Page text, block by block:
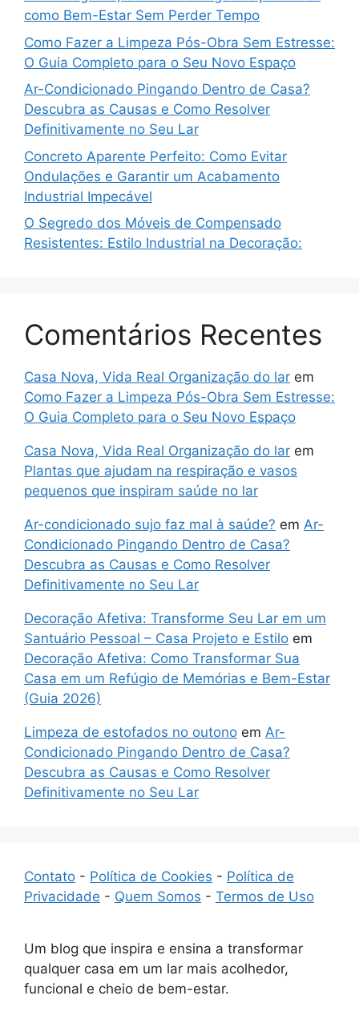
como Bem-Estar Sem Perder Tempo
Como Fazer a Limpeza Pós-Obra Sem Estresse:
O Guia Completo para o Seu Novo Espaço
Ar-Condicionado Pingando Dentro de Casa?
Descubra as Causas e Como Resolver
Definitivamente no Seu Lar
Concreto Aparente Perfeito: Como Evitar
Ondulações e Garantir um Acabamento
Industrial Impecável
O Segredo dos Móveis de Compensado
Resistentes: Estilo Industrial na Decoração:
Comentários Recentes
Casa Nova, Vida Real Organização do lar em
Como Fazer a Limpeza Pós-Obra Sem Estresse:
O Guia Completo para o Seu Novo Espaço
Casa Nova, Vida Real Organização do lar em
Plantas que ajudam na respiração e vasos
pequenos que inspiram saúde no lar
Ar-condicionado sujo faz mal à saúde? em Ar-
Condicionado Pingando Dentro de Casa?
Descubra as Causas e Como Resolver
Definitivamente no Seu Lar
Decoração Afetiva: Transforme Seu Lar em um
Santuário Pessoal – Casa Projeto e Estilo em
Decoração Afetiva: Como Transformar Sua
Casa em um Refúgio de Memórias e Bem-Estar
(Guia 2026)
Limpeza de estofados no outono em Ar-
Condicionado Pingando Dentro de Casa?
Descubra as Causas e Como Resolver
Definitivamente no Seu Lar
Contato - Política de Cookies - Política de
Privacidade - Quem Somos - Termos de Uso
Um blog que inspira e ensina a transformar
qualquer casa em um lar mais acolhedor,
funcional e cheio de bem-estar.